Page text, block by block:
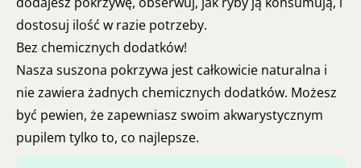
dostosuj ilość w razie potrzeby.
Bez chemicznych dodatków!
Nasza suszona pokrzywa jest całkowicie naturalna i
nie zawiera żadnych chemicznych dodatków. Możesz
być pewien, że zapewniasz swoim akwarystycznym
pupilem tylko to, co najlepsze.